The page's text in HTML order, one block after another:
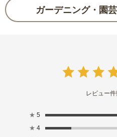
ガーデニング・園
レビュー
★ 5
★ 4